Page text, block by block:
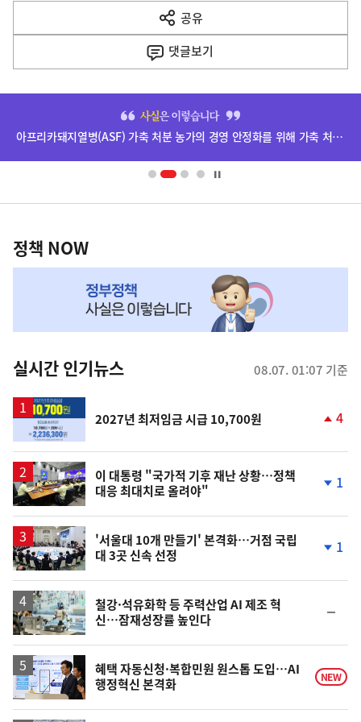
음
공유
열
기
댓글보기
단
영
아프리카돼지열병(ASF) 가축 처분 농가의 경영 안정화를 위해 가축 처분 보상금을 신속하게 지급하겠습니다.
책
NOW,
뉴
스
정책 NOW
실시간 인기뉴스 08.07. 01:07 기준
2027년 최저임금 시급 10,700원
상
4
이 대통령 "국가적 기후 재난 상황…정책
대응 최대치로 올려야"
하
1
'서울대 10개 만들기' 본격화…거점 국립
대 3곳 신속 선정
하
1
철강·석유화학 등 주력산업 AI 제조 혁
신…잠재성장률 높인다
일
혜택 자동신청·복합민원 원스톱 도입…AI
행정혁신 본격화
NEW